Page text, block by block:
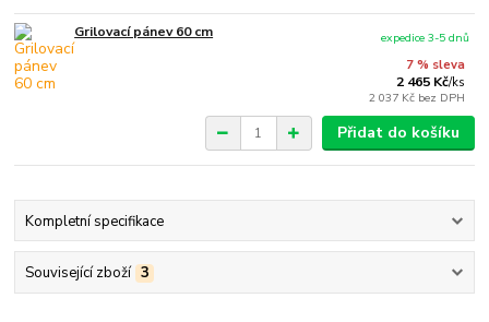
Grilovací pánev 60 cm
7 % sleva
2 465 Kč/ks
2 037 Kč bez DPH
expedice 3-5 dnů
Přidat do košíku
Kompletní specifikace
Související zboží 3